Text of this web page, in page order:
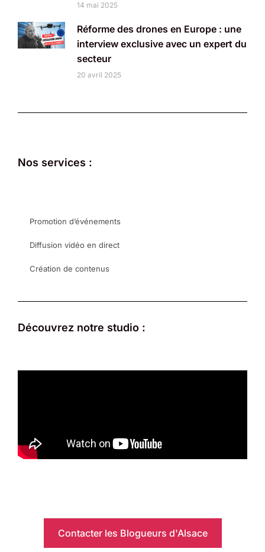
14 mai 2025
Réforme des drones en Europe : une
interview exclusive avec un expert du
secteur
20 avril 2025
Nos services :
Promotion d’événements
Diffusion vidéo en direct
Création de contenus
Découvrez notre studio :
Contacter les Blogueurs d'Alsace